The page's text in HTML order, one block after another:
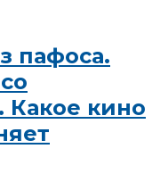
пафоса.
кино